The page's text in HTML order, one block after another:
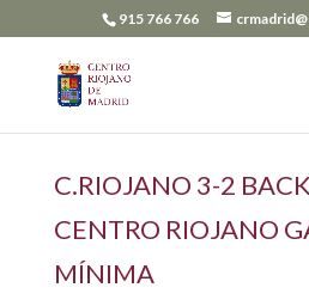
915 766 766
C.RIOJANO 3-2
CENTRO RIOJANO
MÍNIMA